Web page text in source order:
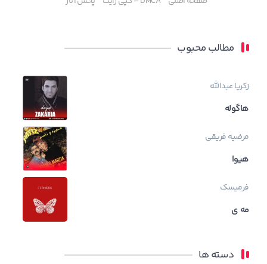
مطالب محبوب
زکریا عبدالله
هاگوله
مرضیه فریقی
هیوا
فرمیسک
مه ی
دسته ها